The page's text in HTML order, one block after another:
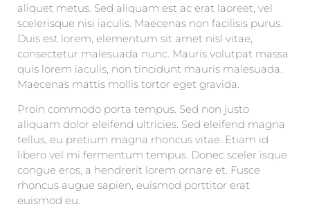
aliquet metus. Sed aliquam est ac erat laoreet, vel
scelerisque nisi iaculis. Maecenas non facilisis purus.
Duis est lorem, elementum sit amet nisl vitae,
consectetur malesuada nunc. Mauris volutpat massa
quis lorem iaculis, non tincidunt mauris malesuada.
Maecenas mattis mollis tortor eget gravida.
Proin commodo porta tempus. Sed non justo
aliquam dolor eleifend ultricies. Sed eleifend magna
tellus, eu pretium magna rhoncus vitae. Etiam id
libero vel mi fermentum tempus. Donec sceler isque
congue eros, a hendrerit lorem ornare et. Fusce
rhoncus augue sapien, euismod porttitor erat
euismod eu.